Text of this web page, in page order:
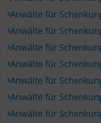
Anwälte für
Anwälte für
Anwälte für
Anwälte für
Anwälte für
Anwälte für
Anwälte für